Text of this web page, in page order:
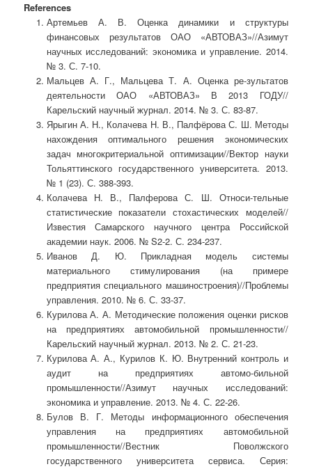
References
Артемьев А. В. Оценка динамики и структуры
финансовых результатов ОАО «АВТОВАЗ»//Азимут
научных исследований: экономика и управление. 2014.
№ 3. С. 7-10.
Мальцев А. Г., Мальцева Т. А. Оценка ре-зультатов
деятельности ОАО «АВТОВАЗ» В 2013 ГОДУ//
Карельский научный журнал. 2014. № 3. С. 83-87.
Ярыгин А. Н., Колачева Н. В., Палфёрова С. Ш. Методы
нахождения оптимального решения экономических
задач многокритериальной оптимизации//Вектор науки
Тольяттинского государственного университета. 2013.
№ 1 (23). С. 388-393.
Колачева Н. В., Палферова С. Ш. Относи-тельные
статистические показатели стохастических моделей//
Известия Самарского научного центра Российской
академии наук. 2006. № S2-2. С. 234-237.
Иванов Д. Ю. Прикладная модель системы
материального стимулирования (на примере
предприятия специального машиностроения)//Проблемы
управления. 2010. № 6. С. 33-37.
Курилова А. А. Методические положения оценки рисков
на предприятиях автомобильной промышленности//
Карельский научный журнал. 2013. № 2. С. 21-23.
Курилова А. А., Курилов К. Ю. Внутренний контроль и
аудит на предприятиях автомо-бильной
промышленности//Азимут научных исследований:
экономика и управление. 2013. № 4. С. 22-26.
Булов В. Г. Методы информационного обеспечения
управления на предприятиях автомобильной
промышленности//Вестник Поволжского
государственного университета сервиса. Серия: